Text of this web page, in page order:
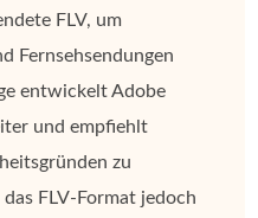
FLV, um
Fernsehsendungen
entwickelt Adobe
und empfiehlt
zu
FLV-Format jedoch